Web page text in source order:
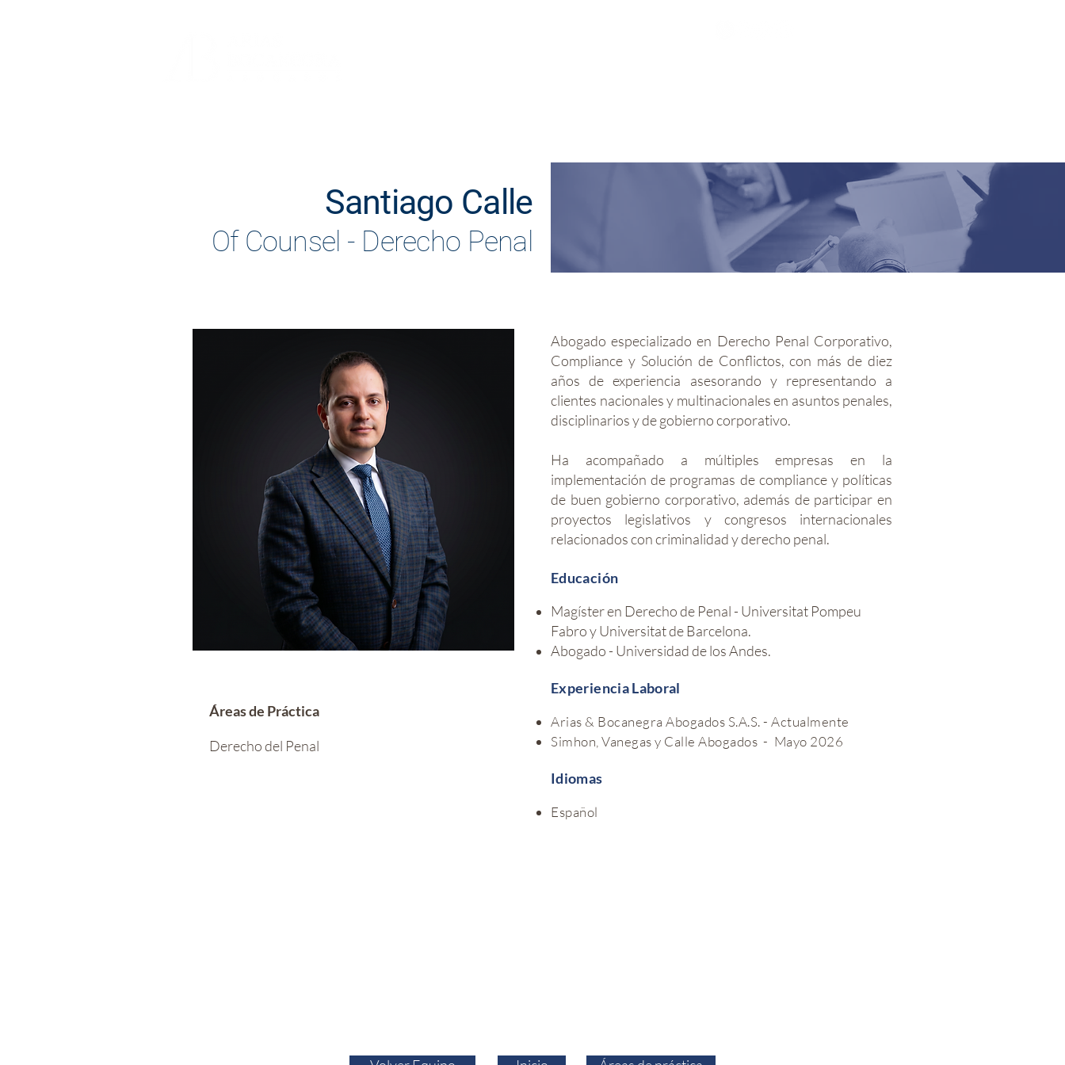
Santiago Calle
Of Counsel - Derecho Penal
Áreas de Práctica
Derecho del Penal
Abogado especializado en Derecho Penal Corporativo,
Compliance y Solución de Conflictos, con más de diez
años de experiencia asesorando y representando a
clientes nacionales y multinacionales en asuntos penales,
disciplinarios y de gobierno corporativo.
Ha acompañado a múltiples empresas en la
implementación de programas de compliance y políticas
de buen gobierno corporativo, además de participar en
proyectos legislativos y congresos internacionales
relacionados con criminalidad y derecho penal.
Educación
Magíster en Derecho de Penal - Universitat Pompeu
Fabro y Universitat de Barcelona.
Abogado - Universidad de los Andes.
Experiencia Laboral
Arias & Bocanegra Abogados S.A.S. - Actualmente
Simhon, Vanegas y Calle Abogados - Mayo 2026
Idiomas
Español